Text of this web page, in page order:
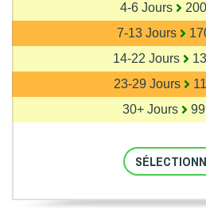
4-6 Jours
7-13 Jours
14-22 Jours
23-29 Jours
30+ Jours